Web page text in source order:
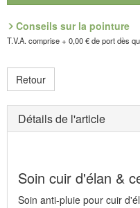
Dassel, E-Mail: mail@tapir.de
Conseils sur la pointure
T.V.A. comprise + 0,00 € de port dès
Retour
Détails de l'article
Soin cuir d'élan &
Soin anti-pluie pour cuir